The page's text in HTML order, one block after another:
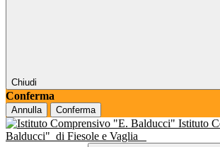
Chiudi
Conferma
Annulla Conferma
Istituto
Balducci" di Fiesole e Vaglia